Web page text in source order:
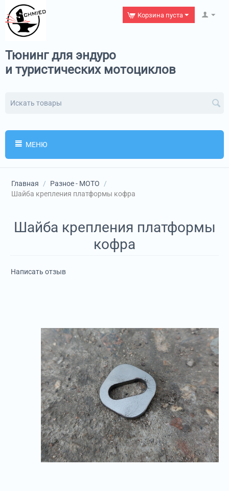
Корзина пуста
Тюнинг для эндуро
и туристических мотоциклов
МЕНЮ
Главная / Разное - МОТО
/
Шайба крепления платформы кофра
Шайба крепления платформы
кофра
Написать отзыв